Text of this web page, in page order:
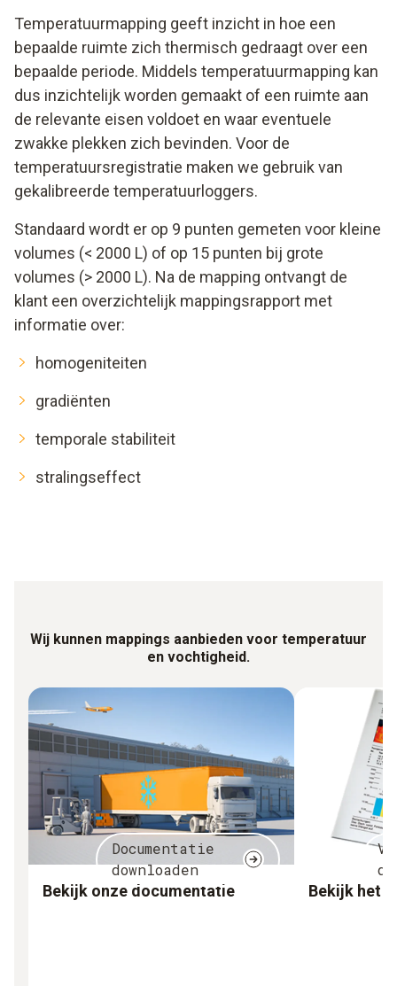
Temperatuurmapping geeft inzicht in hoe een
bepaalde ruimte zich thermisch gedraagt over een
bepaalde periode. Middels temperatuurmapping kan
dus inzichtelijk worden gemaakt of een ruimte aan
de relevante eisen voldoet en waar eventuele
zwakke plekken zich bevinden. Voor de
temperatuursregistratie maken we gebruik van
gekalibreerde temperatuurloggers.
Standaard wordt er op 9 punten gemeten voor kleine
volumes (< 2000 L) of op 15 punten bij grote
volumes (> 2000 L). Na de mapping ontvangt de
klant een overzichtelijk mappingsrapport met
informatie over:
homogeniteiten
gradiënten
temporale stabiliteit
stralingseffect
Wij kunnen mappings aanbieden voor temperatuur
en vochtigheid.
Documentatie
downloaden
Bekijk onze documentatie
Bekijk het